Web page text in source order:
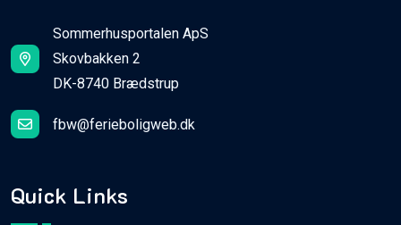
Sommerhusportalen ApS
Skovbakken 2
DK-8740 Brædstrup
fbw@ferieboligweb.dk
Quick Links